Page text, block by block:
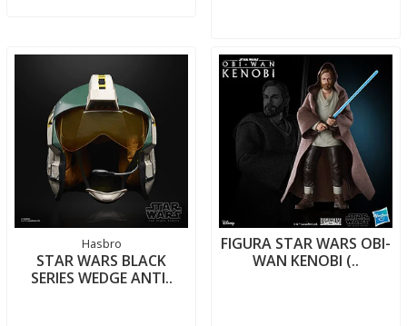
Hasbro
STAR WARS BLACK
SERIES WEDGE ANTI..
FIGURA STAR WARS OBI-
WAN KENOBI (..